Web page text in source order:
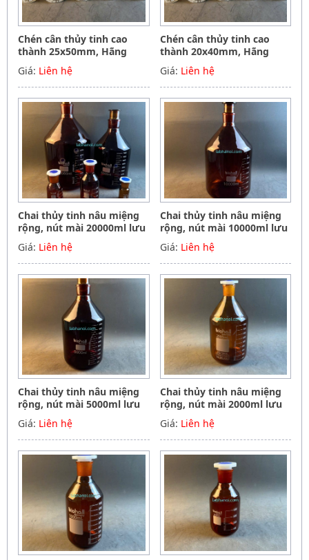
Chén cân thủy tinh cao
thành 25x50mm, Hãng
Biohall-Germany
Giá: Liên hệ
Chén cân thủy tinh cao
thành 20x40mm, Hãng
Biohall-Germany
Giá: Liên hệ
Chai thủy tinh nâu miệng
rộng, nút mài 20000ml lưu
mẫu, hóa chất, Biohall-
Germany
Giá: Liên hệ
Chai thủy tinh nâu miệng
rộng, nút mài 10000ml lưu
mẫu, hóa chất, Biohall-
Germany
Giá: Liên hệ
Chai thủy tinh nâu miệng
rộng, nút mài 5000ml lưu
mẫu, hóa chất, Biohall-
Germany
Giá: Liên hệ
Chai thủy tinh nâu miệng
rộng, nút mài 2000ml lưu
mẫu, hóa chất, Biohall-
Germany
Giá: Liên hệ